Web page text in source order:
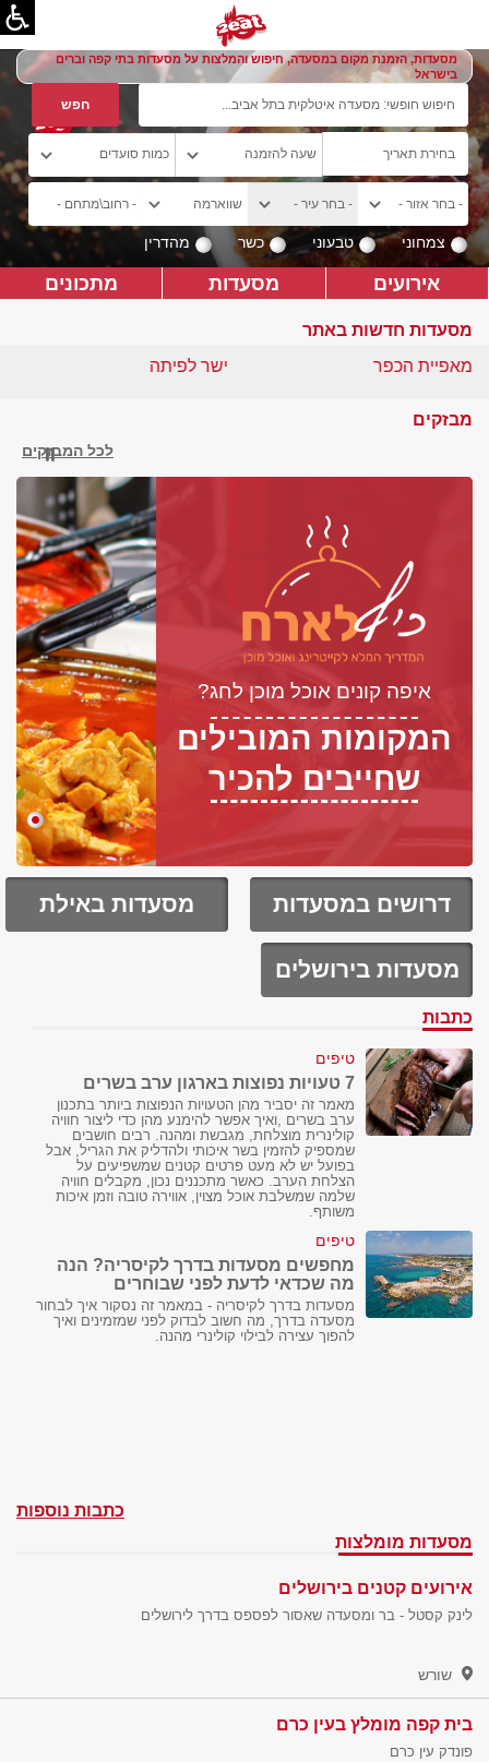
מסעדות, הזמנת מקום במסעדה, חיפוש והמלצות על מסעדות בתי קפה וברים
בישראל
צמחוני טבעוני כשר מהדרין
אירועים מסעדות מתכונים
מסעדות חדשות באתר
ישר לפיתה
מאפיית הכפר
מבזקים
לכל המבזקים
איפה קונים אוכל מוכן לחג?
המקומות המובילים
שחייבים להכיר
דרושים במסעדות מסעדות באילת
מסעדות בירושלים
כתבות
טיפים
7 טעויות נפוצות בארגון ערב בשרים
מאמר זה יסביר מהן הטעויות הנפוצות ביותר בתכנון
ערב בשרים ,ואיך אפשר להימנע מהן כדי ליצור חוויה
קולינרית מוצלחת, מגבשת ומהנה. רבים חושבים
שמספיק להזמין בשר איכותי ולהדליק את הגריל, אבל
בפועל יש לא מעט פרטים קטנים שמשפיעים על
הצלחת הערב. כאשר מתכננים נכון, מקבלים חוויה
שלמה שמשלבת אוכל מצוין, אווירה טובה וזמן איכות
משותף.
טיפים
מחפשים מסעדות בדרך לקיסריה? הנה
מה שכדאי לדעת לפני שבוחרים
מסעדות בדרך לקיסריה - במאמר זה נסקור איך לבחור
מסעדה בדרך, מה חשוב לבדוק לפני שמזמינים ואיך
להפוך עצירה לבילוי קולינרי מהנה.
כתבות נוספות
מסעדות מומלצות
אירועים קטנים בירושלים
לינק קסטל - בר ומסעדה שאסור לפספס בדרך לירושלים
שורש
בית קפה מומלץ בעין כרם
פונדק עין כרם